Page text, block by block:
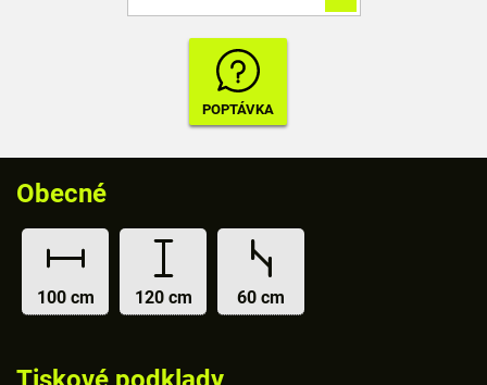
Obecné
100 cm 120 cm 60 cm